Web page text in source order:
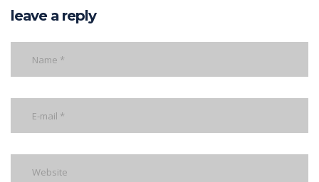
leave a reply